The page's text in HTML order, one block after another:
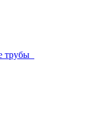
трубы